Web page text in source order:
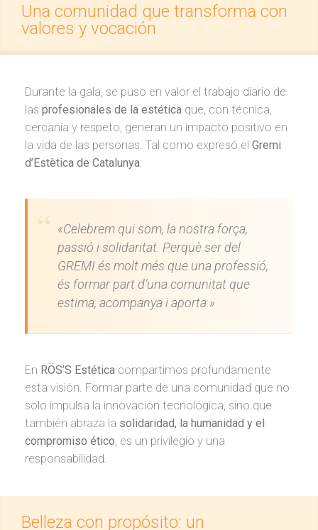
Una comunidad que transforma con
valores y vocación
Durante la gala, se puso en valor el trabajo diario de
las profesionales de la estética que, con técnica,
cercanía y respeto, generan un impacto positivo en
la vida de las personas. Tal como expresó el Gremi
d’Estètica de Catalunya:
«Celebrem qui som, la nostra força,
passió i solidaritat. Perquè ser del
GREMI és molt més que una professió,
és formar part d’una comunitat que
estima, acompanya i aporta.»
En RÖS’S Estética compartimos profundamente
esta visión. Formar parte de una comunidad que no
solo impulsa la innovación tecnológica, sino que
también abraza la solidaridad, la humanidad y el
compromiso ético, es un privilegio y una
responsabilidad.
Belleza con propósito: un